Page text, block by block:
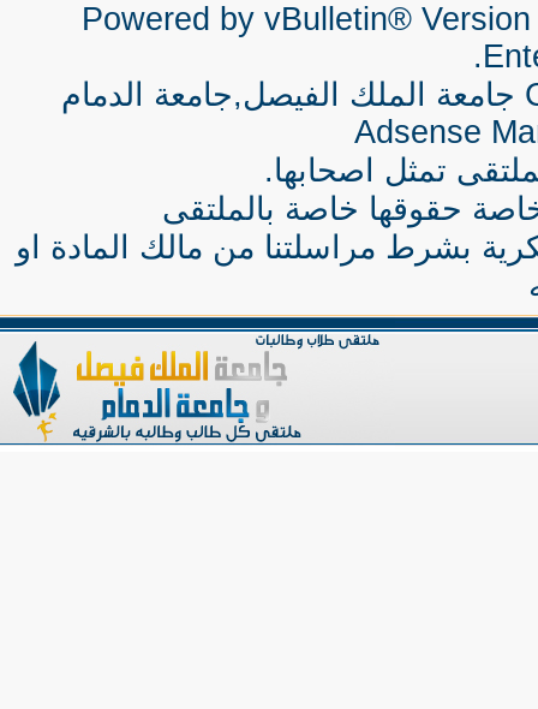
Powered by vBulletin®
جامعة الملك الفيصل,جامعة الدمام
Adsense
تمثل اصحابها.
حقوقها خاصة بالملتقى
بشرط مراسلتنا من مالك المادة او